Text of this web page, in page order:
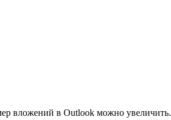
вложений в Outlook можно увеличить.